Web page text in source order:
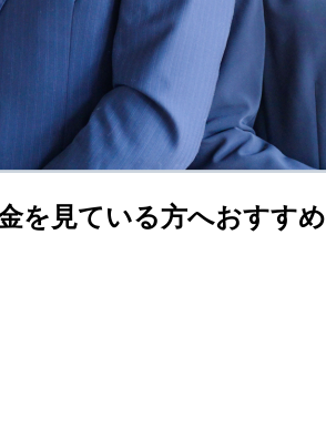
を見ている方へおすすめ